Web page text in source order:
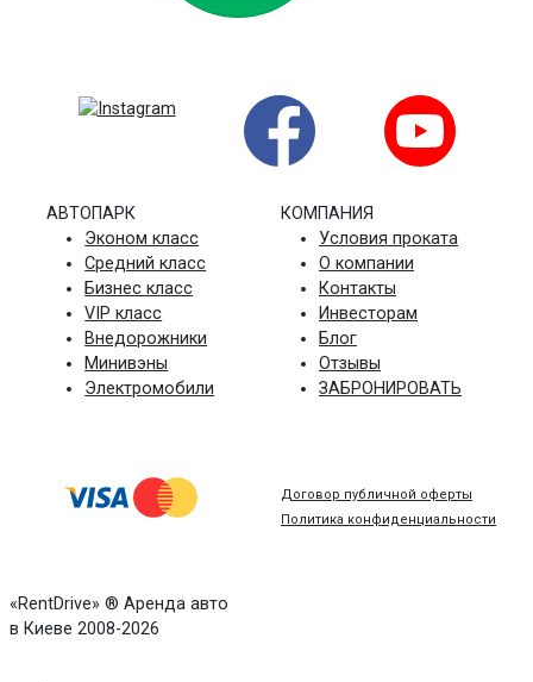
АВТОПАРК
Эконом класс
Средний класс
Бизнес класс
VIP класс
Внедорожники
Минивэны
Электромобили
КОМПАНИЯ
Условия проката
О компании
Контакты
Инвесторам
Блог
Отзывы
ЗАБРОНИРОВАТЬ
Договор публичной оферты
Политика конфиденциальности
«RentDrive» ® Аренда авто
в Киеве 2008-2026